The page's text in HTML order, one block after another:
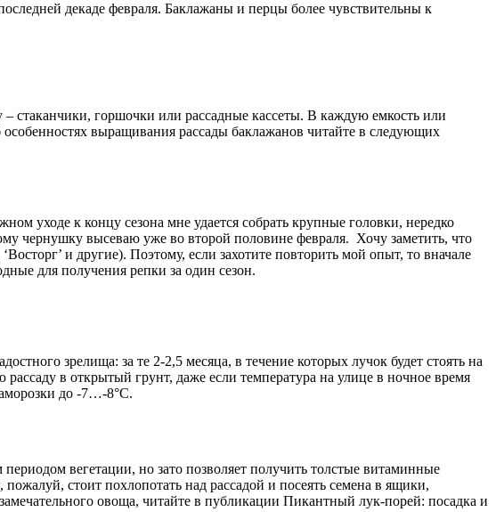
декаде февраля. Баклажаны и перцы более чувствительны к
– стаканчики, горшочки или рассадные кассеты. В каждую емкость или
выращивания рассады баклажанов читайте в следующих
уходе к концу сезона мне удается собрать крупные головки, нередко
чернушку высеваю уже во второй половине февраля. Хочу заметить, что
и другие). Поэтому, если захотите повторить мой опыт, то вначале
для получения репки за один сезон.
зрелища: за те 2-2,5 месяца, в течение которых лучок будет стоять на
в открытый грунт, даже если температура на улице в ночное время
до -7…-8°С.
вегетации, но зато позволяет получить толстые витаминные
стоит похлопотать над рассадой и посеять семена в ящики,
овоща, читайте в публикации Пикантный лук-порей: посадка и